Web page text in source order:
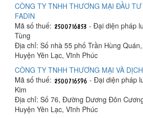
CÔNG TY TNHH THƯƠNG MẠI ĐẦU TƯ
FADIN
Mã số thuế:
- Đại diện pháp
Tùng
Địa chỉ: Số nhà 55 phố Trần Hùng
Huyện Yên Lạc, Vĩnh Phúc
CÔNG TY TNHH THƯƠNG MẠI VÀ
Mã số thuế:
- Đại diện pháp
Kim
Địa chỉ: Số 76, Đường Dương Đôn
Huyện Yên Lạc, Vĩnh Phúc